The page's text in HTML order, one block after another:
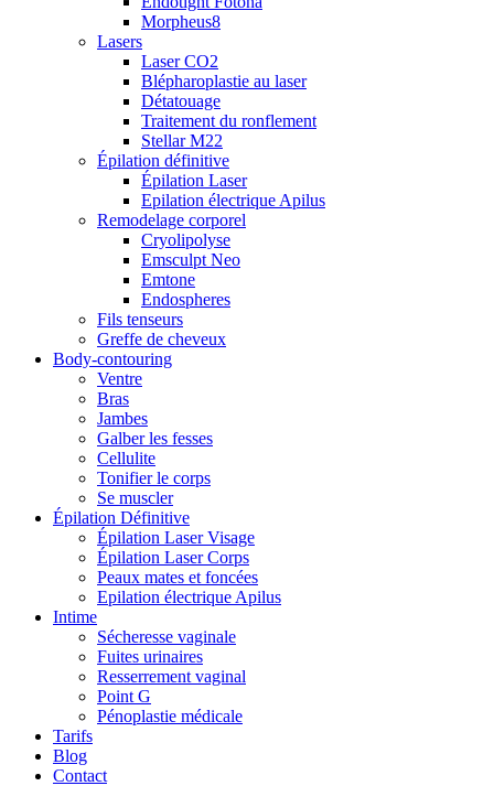
Morpheus8
Lasers
Laser CO2
Blépharoplastie au laser
Détatouage
Traitement du ronflement
Stellar M22
Épilation définitive
Épilation Laser
Epilation électrique Apilus
Remodelage corporel
Cryolipolyse
Emsculpt Neo
Emtone
Endospheres
Fils tenseurs
Greffe de cheveux
Body-contouring
Ventre
Bras
Jambes
Galber les fesses
Cellulite
Tonifier le corps
Se muscler
Épilation Définitive
Épilation Laser Visage
Épilation Laser Corps
Peaux mates et foncées
Epilation électrique Apilus
Intime
Sécheresse vaginale
Fuites urinaires
Resserrement vaginal
Point G
Pénoplastie médicale
Tarifs
Blog
Contact